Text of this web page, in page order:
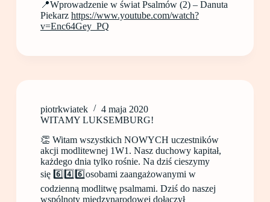
📍Wprowadzenie w świat Psalmów (2) – Danuta
Piekarz https://www.youtube.com/watch?
v=Enc64Gey_PQ
piotrkwiatek
4 maja 2020
WITAMY LUKSEMBURG!
👏 Witam wszystkich NOWYCH uczestników
akcji modlitewnej 1W1. Nasz duchowy kapitał,
każdego dnia tylko rośnie. Na dziś cieszymy
się 6️⃣4️⃣6️⃣osobami zaangażowanymi w
codzienną modlitwę psalmami. Dziś do naszej
wspólnoty międzynarodowej dołączył